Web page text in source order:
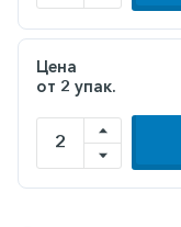
Метаболизм
Минеральный
обмен
Наружные
Цена
от 2 упак.